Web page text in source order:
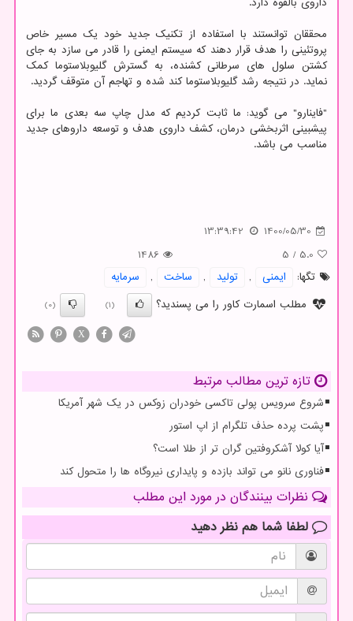
محققان توانستند با استفاده از تکنیک جدید خود یک مسیر خاص
پروتئینی را هدف قرار دهند که سیستم ایمنی را قادر می سازد به جای
کشتن سلول های سرطانی کشنده، به گسترش گلیوبلاستوما کمک
نماید. در نتیجه رشد گلیوبلاستوما کند شده و تهاجم آن متوقف گردید.
"فاینارو" می گوید: ما ثابت کردیم که مدل چاپ سه بعدی ما برای
پیشبینی اثربخشی درمان، کشف داروی هدف و توسعه داروهای جدید
مناسب می باشد.
1400/05/30
13:39:42
5.0
/
5
1486
تگها:
ایمنی , تولید , ساخت ,
سرمایه
مطلب اسمارت کاور را می پسندید؟
(1)
(0)
X
تازه ترین مطالب مرتبط
شروع سرویس پولی تاکسی خودران زوکس در یک شهر آمریکا
پشت پرده حذف تلگرام از اپ استور
آیا کولا آشکروفتین گران تر از طلا است؟
فناوری نانو می تواند بازده و پایداری نیروگاه ها را متحول کند
نظرات بینندگان در مورد این مطلب
لطفا شما هم نظر دهید